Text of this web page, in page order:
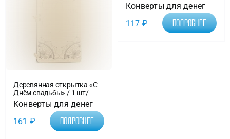
Деревянная открытка «С
Днём свадьбы» / 1 шт/
Конверты для денег
161 ₽ Подробнее
Конверты для денег
117 ₽ Подробнее